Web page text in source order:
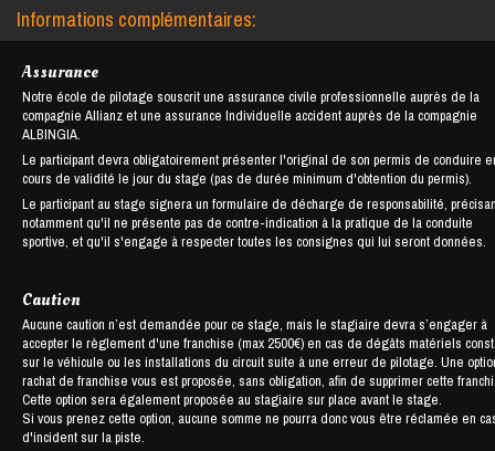
Informations complémentaires:
Assurance
Notre école de pilotage souscrit une assurance civile professionnelle auprès de la
compagnie Allianz et une assurance Individuelle accident auprès de la compagnie
ALBINGIA.
Le participant devra obligatoirement présenter l'original de son permis de conduire
cours de validité le jour du stage (pas de durée minimum d'obtention du permis).
Le participant au stage signera un formulaire de décharge de responsabilité,
notamment qu'il ne présente pas de contre-indication à la pratique de la conduite
sportive, et qu'il s'engage à respecter toutes les consignes qui lui seront données.
Caution
Aucune caution n’est demandée pour ce stage, mais le stagiaire devra s’engager à
accepter le règlement d'une franchise (max 2500€) en cas de dégâts matériels
sur le véhicule ou les installations du circuit suite à une erreur de pilotage. Une
rachat de franchise vous est proposée, sans obligation, afin de supprimer cette
Cette option sera également proposée au stagiaire sur place avant le stage.
Si vous prenez cette option, aucune somme ne pourra donc vous être réclamée en
d'incident sur la piste.